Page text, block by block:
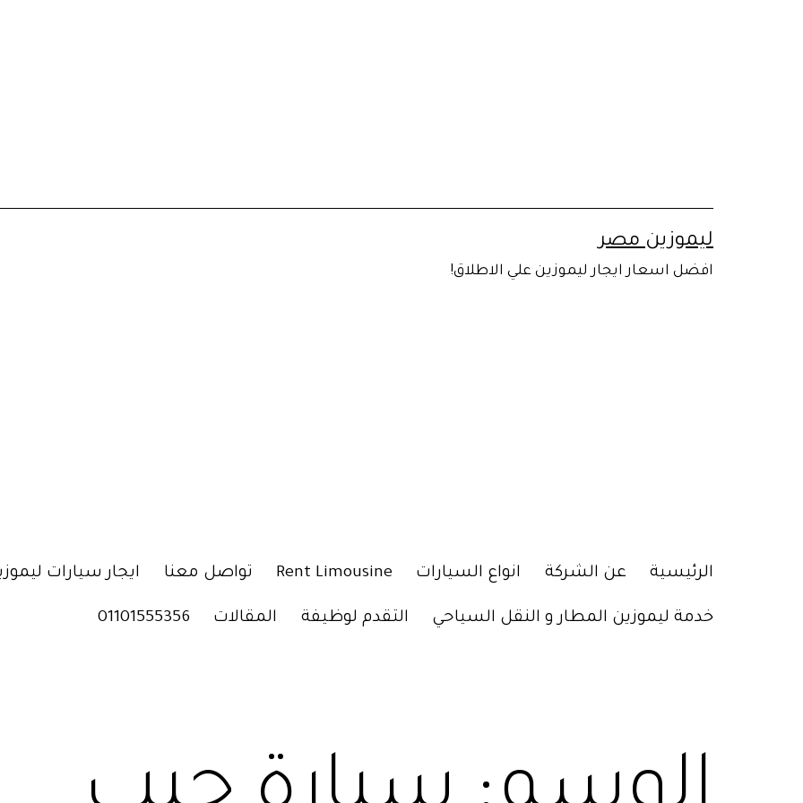
ليموزين مصر
افضل اسعار ايجار ليموزين علي الاطلاق!
الرئيسية عن الشركة انواع السيارات Rent Limousine تواصل معنا ايجار سيارات
خدمة ليموزين المطار و النقل السياحي التقدم لوظيفة المقالات 01101555356